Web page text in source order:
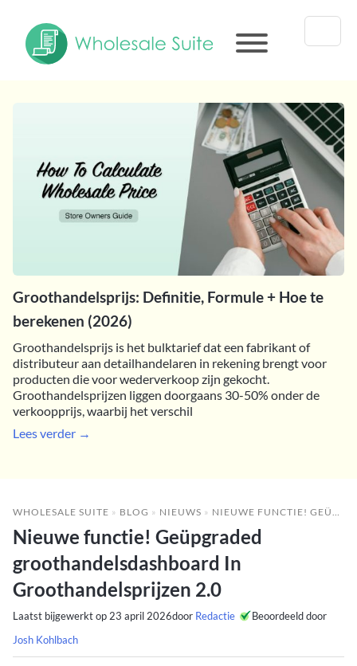
Groothandelsprijs: Definitie, Formule + Hoe te
berekenen (2026)
Groothandelsprijs is het bulktarief dat een fabrikant of
distributeur aan detailhandelaren in rekening brengt voor
producten die voor wederverkoop zijn gekocht.
Groothandelsprijzen liggen doorgaans 30-50% onder de
verkoopprijs, waarbij het verschil
Lees verder →
WHOLESALE SUITE » BLOG » NIEUWS » NIEUWE FUNCTIE! GEÜPGRADED GROOTHANDELSDASHBOARD IN GROOTHANDELSPRIJZEN 2.0
Nieuwe functie! Geüpgraded
groothandelsdashboard In
Groothandelsprijzen 2.0
Laatst bijgewerkt op 23 april 2026door Redactie
Beoordeeld door
Josh Kohlbach